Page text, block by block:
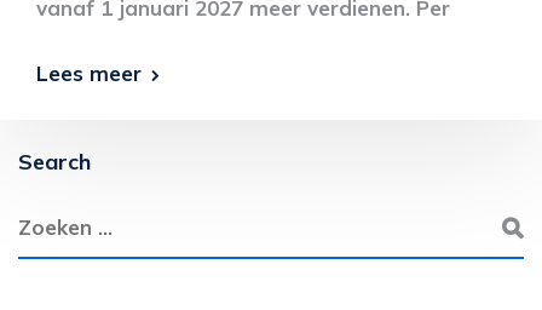
vanaf 1 januari 2027 meer verdienen. Per
Lees meer
Search